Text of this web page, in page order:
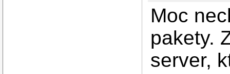
Moc
pakety.
server,